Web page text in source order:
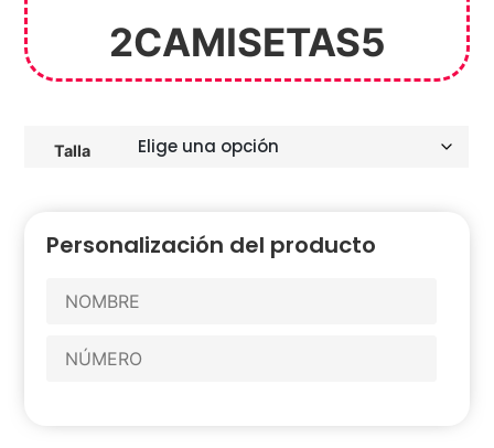
2CAMISETAS5
Talla
Personalización del producto